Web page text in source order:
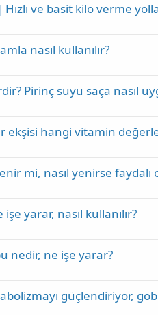
ve basit kilo verme
nasıl kullanılır?
Pirinç suyu saça nasıl
ekşisi hangi vitamin
mi, nasıl yenirse faydalı
yarar, nasıl kullanılır?
nedir, ne işe yarar?
güçlendiriyor,